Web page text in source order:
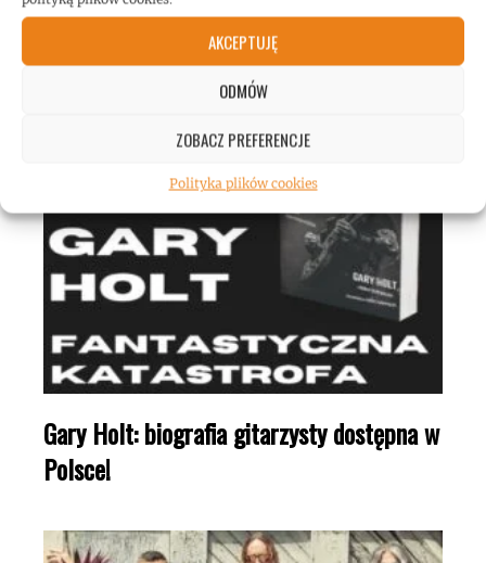
AKCEPTUJĘ
ODMÓW
ZOBACZ PREFERENCJE
Polityka plików cookies
Gary Holt: biografia gitarzysty dostępna w
Polsce!